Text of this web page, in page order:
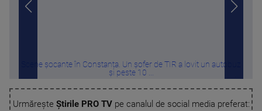
Scene șocante în Constanța. Un șofer de TIR a lovit un autobuz
și peste 10 ...
Urmărește Știrile PRO TVpe canalul de social media preferat: